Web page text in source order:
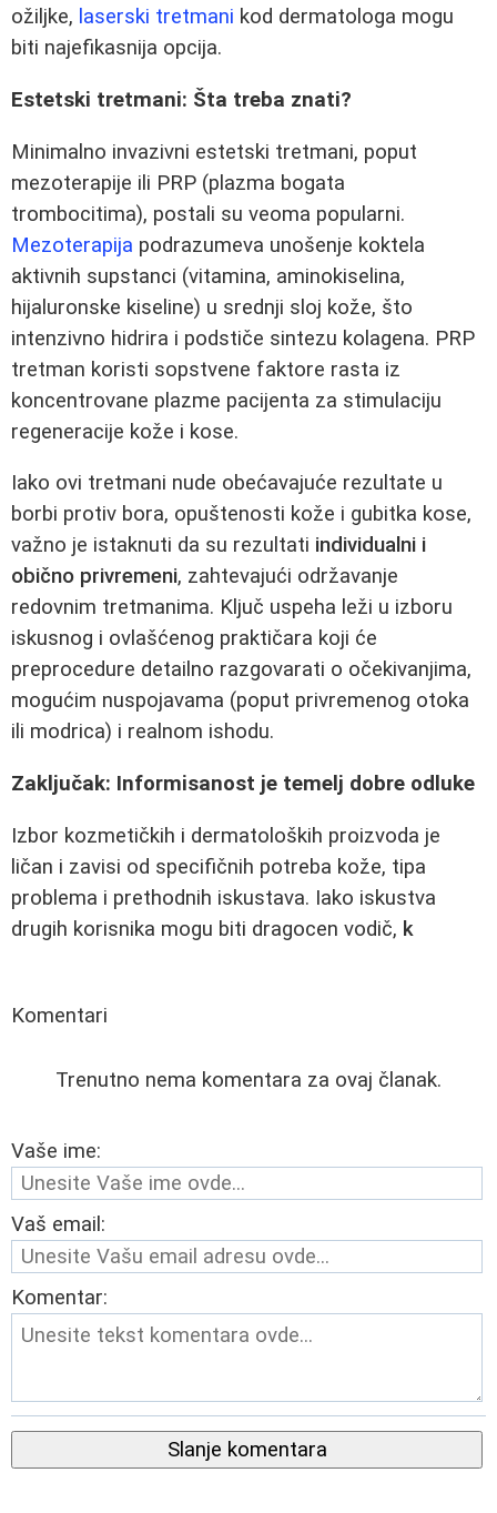
ožiljke, laserski tretmani kod dermatologa mogu
biti najefikasnija opcija.
Estetski tretmani: Šta treba znati?
Minimalno invazivni estetski tretmani, poput
mezoterapije ili PRP (plazma bogata
trombocitima), postali su veoma popularni.
Mezoterapija podrazumeva unošenje koktela
aktivnih supstanci (vitamina, aminokiselina,
hijaluronske kiseline) u srednji sloj kože, što
intenzivno hidrira i podstiče sintezu kolagena. PRP
tretman koristi sopstvene faktore rasta iz
koncentrovane plazme pacijenta za stimulaciju
regeneracije kože i kose.
Iako ovi tretmani nude obećavajuće rezultate u
borbi protiv bora, opuštenosti kože i gubitka kose,
važno je istaknuti da su rezultati individualni i
obično privremeni, zahtevajući održavanje
redovnim tretmanima. Ključ uspeha leži u izboru
iskusnog i ovlašćenog praktičara koji će
preprocedure detailno razgovarati o očekivanjima,
mogućim nuspojavama (poput privremenog otoka
ili modrica) i realnom ishodu.
Zaključak: Informisanost je temelj dobre odluke
Izbor kozmetičkih i dermatoloških proizvoda je
ličan i zavisi od specifičnih potreba kože, tipa
problema i prethodnih iskustava. Iako iskustva
drugih korisnika mogu biti dragocen vodič, k
Komentari
Trenutno nema komentara za ovaj članak.
Vaše ime:
Vaš email:
Komentar:
Slanje komentara